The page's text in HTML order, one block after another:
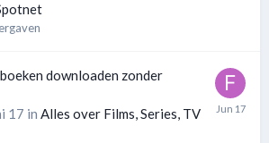
downloaden zonder
17 in Alles over Films, Series, TV